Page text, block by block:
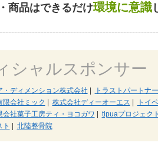
商品はできるだけ環境に意識
シャルスポンサー
・ディメンション株式会社 トラストパートナー
限会社ミック 株式会社ディーオーエス トイ
会社菓子工房ティ・ヨコガワ tipuaプロジェクト
北陸整骨院